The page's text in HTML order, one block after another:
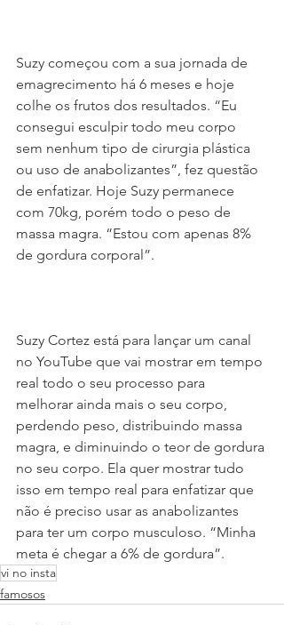
Suzy começou com a sua jornada de
emagrecimento há 6 meses e hoje
colhe os frutos dos resultados. “Eu
consegui esculpir todo meu corpo
sem nenhum tipo de cirurgia plástica
ou uso de anabolizantes”, fez questão
de enfatizar. Hoje Suzy permanece
com 70kg, porém todo o peso de
massa magra. “Estou com apenas 8%
de gordura corporal”.
Suzy Cortez está para lançar um canal
no YouTube que vai mostrar em tempo
real todo o seu processo para
melhorar ainda mais o seu corpo,
perdendo peso, distribuindo massa
magra, e diminuindo o teor de gordura
no seu corpo. Ela quer mostrar tudo
isso em tempo real para enfatizar que
não é preciso usar as anabolizantes
para ter um corpo musculoso. “Minha
meta é chegar a 6% de gordura”.
vi no insta
famosos